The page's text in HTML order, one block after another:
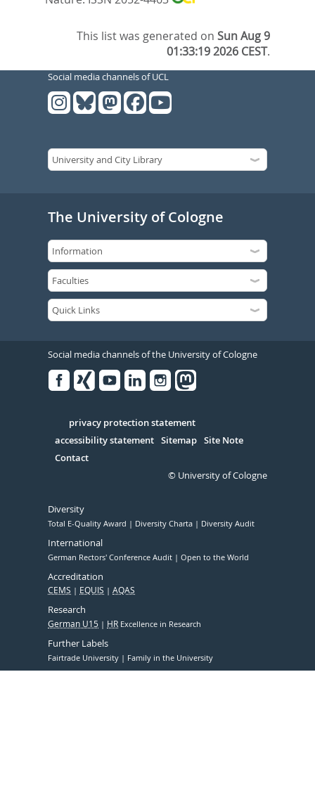
This list was generated onSun Aug 9
01:33:19 2026 CEST.
Social media channels of UCL
The University of Cologne
Social media channels of the University of Cologne
Serivce
privacy protection statement
accessibility statement Sitemap Site Note
Contact
© University of Cologne
Diversity
Total E-Quality Award Diversity Charta Diversity Audit
International
German Rectors' Conference Audit Open to the World
Accreditation
CEMS EQUIS AQAS
Research
German U15 HR Excellence in Research
Further Labels
Fairtrade University Family in the University